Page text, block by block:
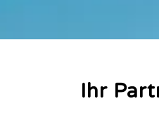
Ihr